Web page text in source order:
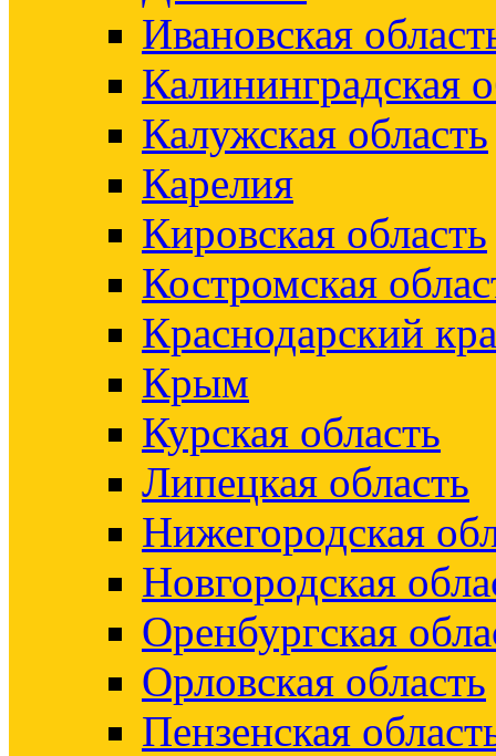
Ивановская
Калининградская
Калужская область
Карелия
Кировская область
Костромская
Краснодарский
Крым
Курская область
Липецкая область
Нижегородская
Новгородская
Оренбургская
Орловская область
Пензенская